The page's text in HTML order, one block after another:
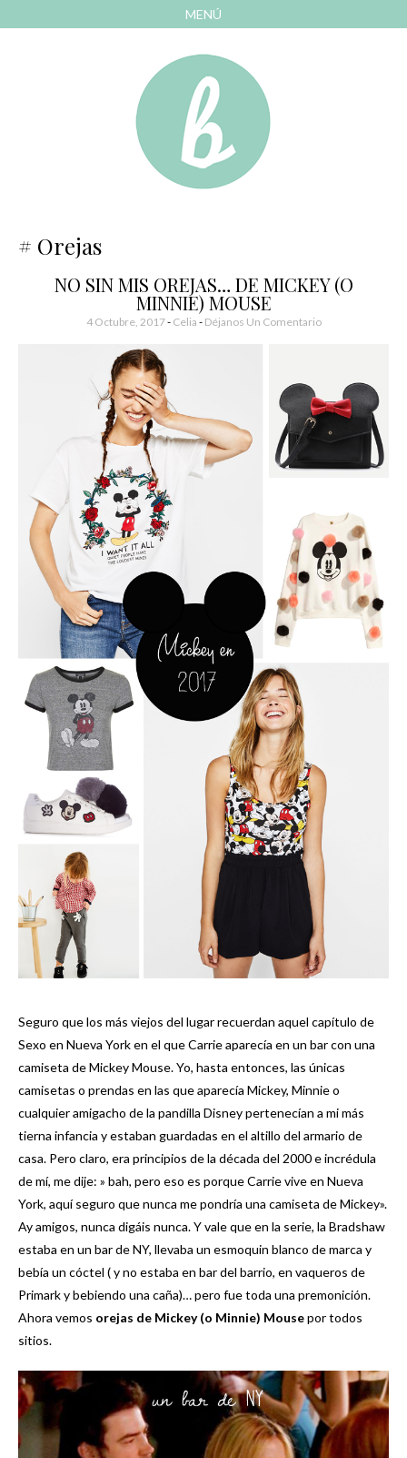
MENÚ
Bonitismos
Orejas
NO SIN MIS OREJAS… DE MICKEY (O
MINNIE) MOUSE
4 Octubre, 2017- Celia Déjanos Un Comentario
Seguro que los más viejos del lugar recuerdan aquel capítulo de
Sexo en Nueva York en el que Carrie aparecía en un bar con una
camiseta de Mickey Mouse. Yo, hasta entonces, las únicas
camisetas o prendas en las que aparecía Mickey, Minnie o
cualquier amigacho de la pandilla Disney pertenecían a mi más
tierna infancia y estaban guardadas en el altillo del armario de
casa. Pero claro, era principios de la década del 2000 e incrédula
de mí, me dije: » bah, pero eso es porque Carrie vive en Nueva
York, aquí seguro que nunca me pondría una camiseta de Mickey».
Ay amigos, nunca digáis nunca. Y vale que en la serie, la Bradshaw
estaba en un bar de NY, llevaba un esmoquin blanco de marca y
bebía un cóctel ( y no estaba en bar del barrio, en vaqueros de
Primark y bebiendo una caña)… pero fue toda una premonición.
Ahora vemos orejas de Mickey (o Minnie) Mousepor todos
sitios.